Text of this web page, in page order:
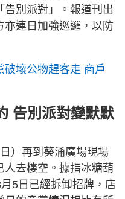
別派對」。報道刊出
亦連日加強巡邏，以防
破壞公物趕客走 商戶
告別派對變默默
）再到葵涌廣場現場
去樓空。據指冰糖葫
5日已經拆卸招牌，店